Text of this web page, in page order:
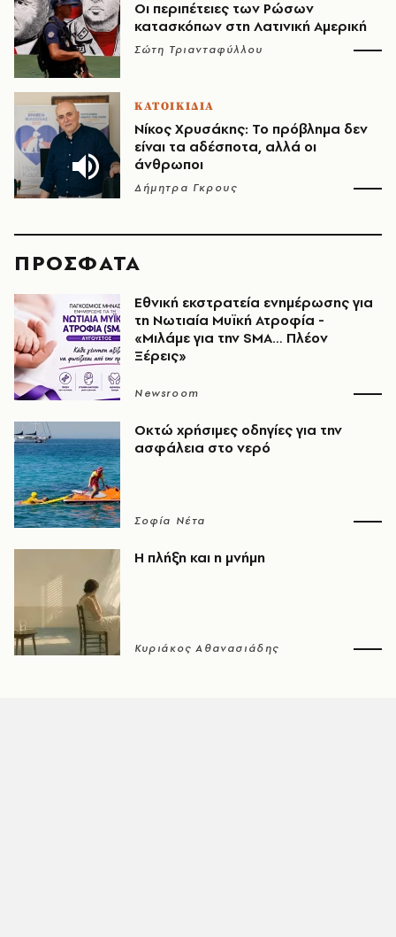
Οι περιπέτειες των Ρώσων
κατασκόπων στη Λατινική Αμερική
Σώτη Τριανταφύλλου
ΚΑΤΟΙΚΙΔΙΑ
Νίκος Χρυσάκης: Το πρόβλημα δεν
είναι τα αδέσποτα, αλλά οι
άνθρωποι
Δήμητρα Γκρους
ΠΡΟΣΦΑΤΑ
Εθνική εκστρατεία ενημέρωσης για
τη Νωτιαία Μυϊκή Ατροφία -
«Μιλάμε για την SMA… Πλέον
Ξέρεις»
Newsroom
Οκτώ χρήσιμες οδηγίες για την
ασφάλεια στο νερό
Σοφία Νέτα
Η πλήξη και η μνήμη
Κυριάκος Αθανασιάδης